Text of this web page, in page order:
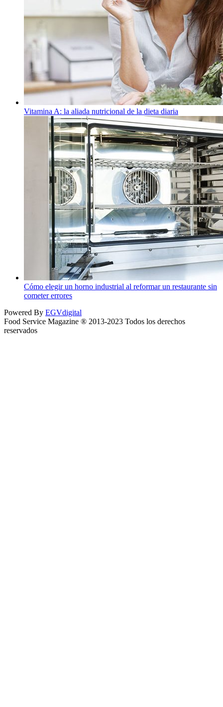
Vitamina A: la aliada nutricional de la dieta diaria
Cómo elegir un horno industrial al reformar un restaurante sin
cometer errores
Powered By EGVdigital
Food Service Magazine ® 2013-2023 Todos los derechos
reservados